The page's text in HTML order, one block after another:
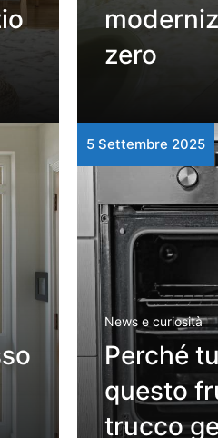
zero
5 Settembre 2025
News e curiosità
Perché
questo
trucco